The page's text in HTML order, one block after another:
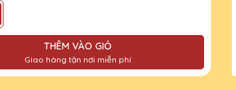
THÊM VÀO GIỎ
Giao hàng tận nơi miễn phí